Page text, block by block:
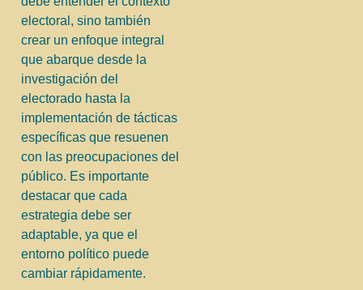
electoral, sino también
crear un enfoque integral
que abarque desde la
investigación del
electorado hasta la
implementación de tácticas
específicas que resuenen
con las preocupaciones del
público. Es importante
destacar que cada
estrategia debe ser
adaptable, ya que el
entorno político puede
cambiar rápidamente.